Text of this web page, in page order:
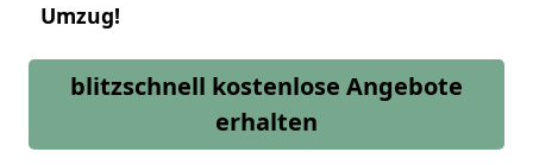
Umzug!
blitzschnell kostenlose Angebote
erhalten